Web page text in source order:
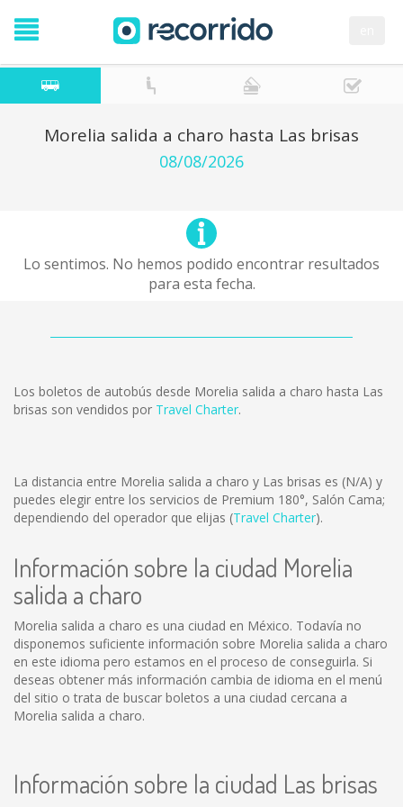
Morelia salida a charo hasta Las brisas
08/08/2026
Lo sentimos. No hemos podido encontrar resultados
para esta fecha.
Los boletos de autobús desde Morelia salida a charo hasta Las
brisas son vendidos por Travel Charter.
La distancia entre Morelia salida a charo y Las brisas es (N/A) y
puedes elegir entre los servicios de Premium 180°, Salón Cama;
dependiendo del operador que elijas (Travel Charter).
Información sobre la ciudad Morelia
salida a charo
Morelia salida a charo es una ciudad en México. Todavía no
disponemos suficiente información sobre Morelia salida a charo
en este idioma pero estamos en el proceso de conseguirla. Si
deseas obtener más información cambia de idioma en el menú
del sitio o trata de buscar boletos a una ciudad cercana a
Morelia salida a charo.
Información sobre la ciudad Las brisas